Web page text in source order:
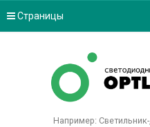
Страницы
Например: Светильник-